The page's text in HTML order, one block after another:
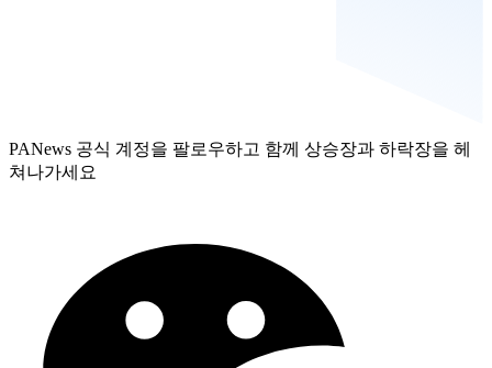
PANews 공식 계정을 팔로우하고 함께 상승장과 하락장을 헤
쳐나가세요